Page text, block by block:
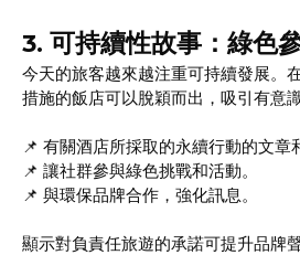
3. 可持續性故事：綠色
今天的旅客越來越注重可持續發展。
措施的飯店可以脫穎而出，吸引有意識
📌 有關酒店所採取的永續行動的文章
📌 讓社群參與綠色挑戰和活動。
📌 與環保品牌合作，強化訊息。
顯示對負責任旅遊的承諾可提升品牌